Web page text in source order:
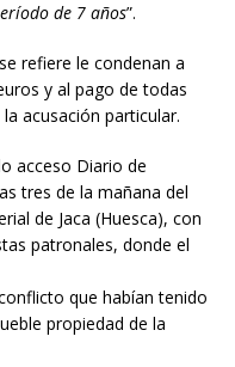
de 7 años”.
refiere le condenan a
y al pago de todas
acusación particular.
acceso Diario de
tres de la mañana del
de Jaca (Huesca), con
patronales, donde el
que habían tenido
propiedad de la